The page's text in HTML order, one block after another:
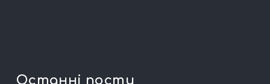
Останні пости